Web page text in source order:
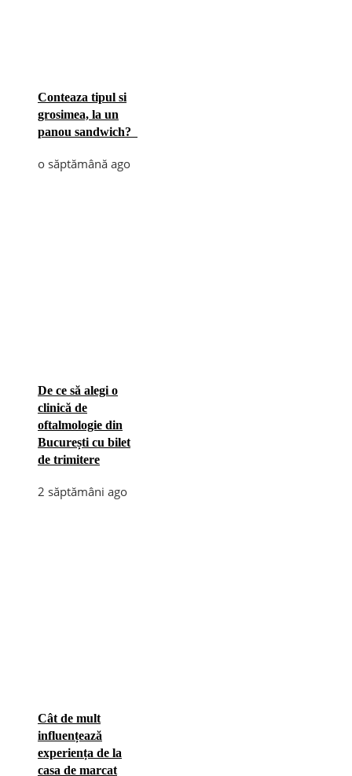
Conteaza tipul si
grosimea, la un
panou sandwich?
o săptămână ago
De ce să alegi o
clinică de
oftalmologie din
București cu bilet
de trimitere
2 săptămâni ago
Cât de mult
influențează
experiența de la
casa de marcat